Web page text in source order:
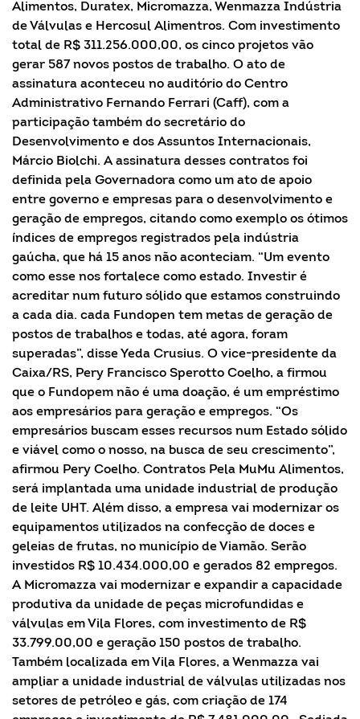
Alimentos, Duratex, Micromazza, Wenmazza Indústria
de Válvulas e Hercosul Alimentros. Com investimento
total de R$ 311.256.000,00, os cinco projetos vão
gerar 587 novos postos de trabalho. O ato de
assinatura aconteceu no auditório do Centro
Administrativo Fernando Ferrari (Caff), com a
participação também do secretário do
Desenvolvimento e dos Assuntos Internacionais,
Márcio Biolchi. A assinatura desses contratos foi
definida pela Governadora como um ato de apoio
entre governo e empresas para o desenvolvimento e
geração de empregos, citando como exemplo os ótimos
índices de empregos registrados pela indústria
gaúcha, que há 15 anos não aconteciam. “Um evento
como esse nos fortalece como estado. Investir é
acreditar num futuro sólido que estamos construindo
a cada dia. cada Fundopen tem metas de geração de
postos de trabalhos e todas, até agora, foram
superadas”, disse Yeda Crusius. O vice-presidente da
Caixa/RS, Pery Francisco Sperotto Coelho, a firmou
que o Fundopem não é uma doação, é um empréstimo
aos empresários para geração e empregos. “Os
empresários buscam esses recursos num Estado sólido
e viável como o nosso, na busca de seu crescimento”,
afirmou Pery Coelho. Contratos Pela MuMu Alimentos,
será implantada uma unidade industrial de produção
de leite UHT. Além disso, a empresa vai modernizar os
equipamentos utilizados na confecção de doces e
geleias de frutas, no município de Viamão. Serão
investidos R$ 10.434.000,00 e gerados 82 empregos.
A Micromazza vai modernizar e expandir a capacidade
produtiva da unidade de peças microfundidas e
válvulas em Vila Flores, com investimento de R$
33.799.00,00 e geração 150 postos de trabalho.
Também localizada em Vila Flores, a Wenmazza vai
ampliar a unidade industrial de válvulas utilizadas nos
setores de petróleo e gás, com criação de 174